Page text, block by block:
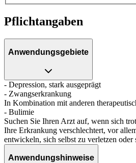
Pflichtangaben
Anwendungsgebiete
- Depression, stark ausgeprägt
- Zwangserkrankung
In Kombination mit anderen
- Bulimie
Suchen Sie Ihren Arzt auf, wenn sich
Ihre Erkrankung verschlechtert, vor
entwickeln, sich selbst zu verletzen oder
Anwendungshinweise